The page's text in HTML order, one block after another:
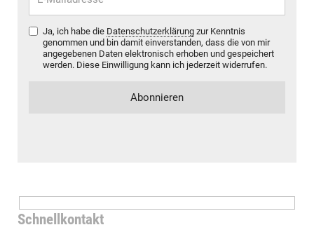
Ja, ich habe die Datenschutzerklärung zur Kenntnis
genommen und bin damit einverstanden, dass die von mir
angegebenen Daten elektronisch erhoben und gespeichert
werden. Diese Einwilligung kann ich jederzeit widerrufen.
Schnellkontakt